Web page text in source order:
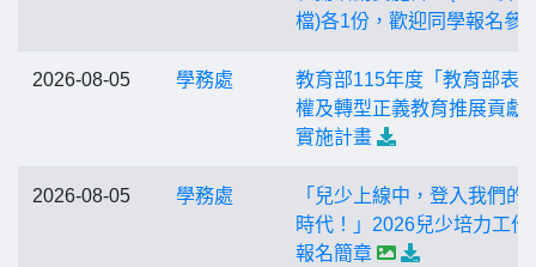
檔)各1份，歡迎同學報名參
2026-08-05 學務處
教育部115年度「教育部表
權及轉型正義教育推展貢獻
實施計畫
2026-08-05 學務處
「兒少上線中，登入我們的
時代！」2026兒少培力工作
報名簡章